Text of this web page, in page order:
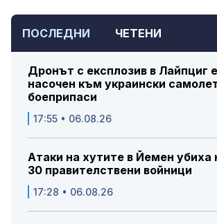
ПОСЛЕДНИ ЧЕТЕНИ
Дронът с експлозив в Лайпциг
насочен към украински
боеприпаси
17:55 • 06.08.26
Атаки на хутите в Йемен убиха
30 правителствени войници
17:28 • 06.08.26